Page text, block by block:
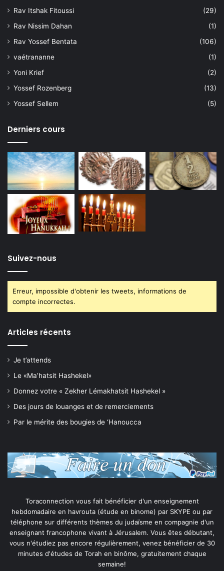
Rav Itshak Fitoussi
(29)
Rav Nissim Dahan
(1)
Rav Yossef Bentata
(106)
vaétrananne
(1)
Yoni Krief
(2)
Yossef Rozenberg
(13)
Yossef Sellem
(5)
Derniers cours
Suivez-nous
Erreur, impossible d'obtenir les tweets, informations de
compte incorrectes.
Articles récents
Je t’attends
Le «Ma’hatsit Hashekel»
Donnez votre « Zekher Lémakhatsit Hashekel »
Des jours de louanges et de remerciements
Par le mérite des bougies de ‘Hanoucca
Toraconnection vous fait bénéficier d'un enseignement
hebdomadaire en havrouta (étude en binome) par SKYPE ou par
téléphone sur différents thèmes du judaïsme en compagnie d'un
enseignant francophone vivant à Jérusalem. Vous êtes débutant,
vous n'étudiez pas encore régulièrement, venez bénéficier de 30
minutes d'études de Torah en binôme, gratuitement chaque
semaine!